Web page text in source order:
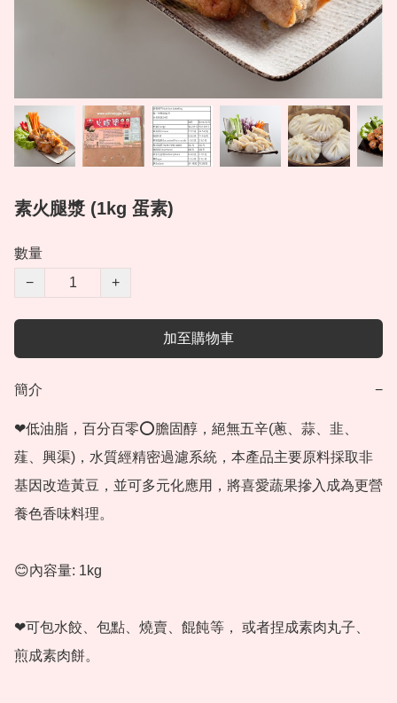
素火腿漿 (1kg 蛋素)
數量
−
+
加至購物車
簡介 −
❤低油脂，百分百零⭕膽固醇，絕無五辛(蔥、蒜、韭、
薤、興渠)，水質經精密過濾系統，本產品主要原料採取非
基因改造黃豆，並可多元化應用，將喜愛蔬果摻入成為更營
養色香味料理。
😊內容量: 1kg
❤可包水餃、包點、燒賣、餛飩等， 或者捏成素肉丸子、
煎成素肉餅。